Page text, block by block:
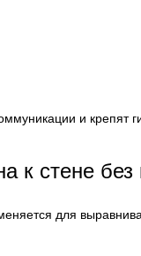
и крепят
к стене без
для